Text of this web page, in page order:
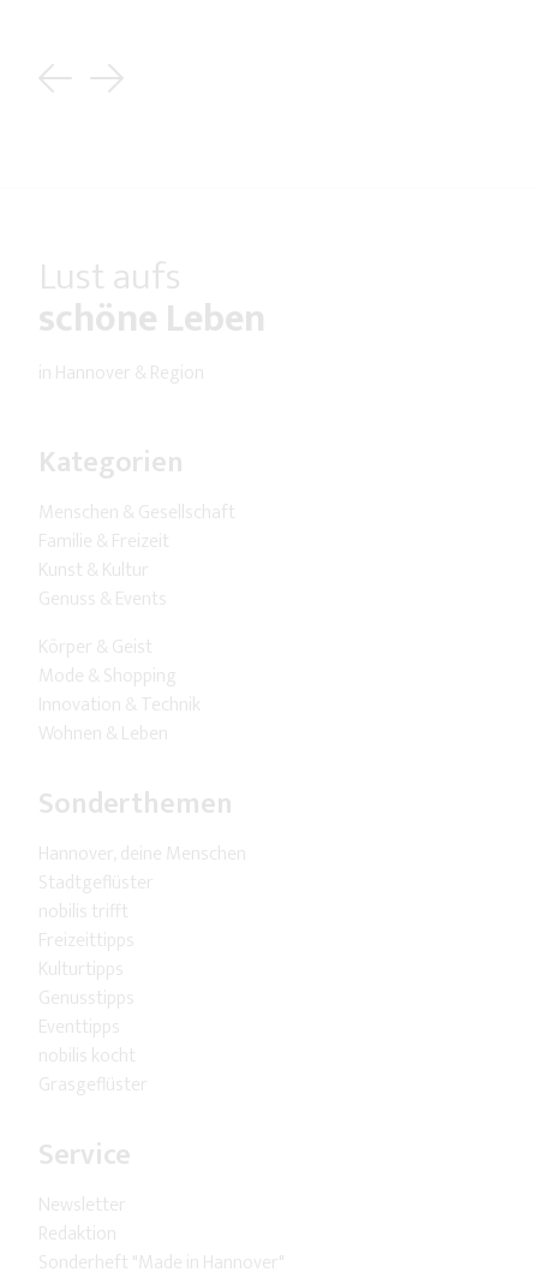
Previous
Lust aufs
schöne Leben
in Hannover & Region
Kategorien
Menschen & Gesellschaft
Familie & Freizeit
Kunst & Kultur
Genuss & Events
Körper & Geist
Mode & Shopping
Innovation & Technik
Wohnen & Leben
Sonderthemen
Hannover, deine Menschen
Stadtgeflüster
nobilis trifft
Freizeittipps
Kulturtipps
Genusstipps
Eventtipps
nobilis kocht
Grasgeflüster
Service
Newsletter
Redaktion
Sonderheft "Made in Hannover"